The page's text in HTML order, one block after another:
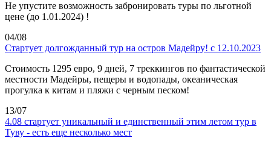
Не упустите возможность забронировать туры по льготной
цене (до 1.01.2024) !
04/08
Стартует долгожданный тур на остров Мадейру! с 12.10.2023
Стоимость 1295 евро, 9 дней, 7 треккингов по фантастической
местности Мадейры, пещеры и водопады, океаническая
прогулка к китам и пляжи с черным песком!
13/07
4.08 стартует уникальный и единственный этим летом тур в
Туву - есть еще несколько мест